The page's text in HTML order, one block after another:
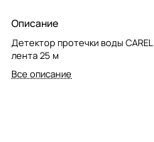
Описание
Детектор протечки воды CAREL
лента 25 м
Все описание